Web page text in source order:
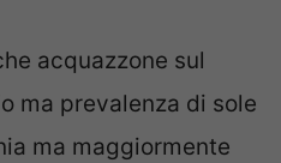
acquazzone sul
ma prevalenza di sole
ma maggiormente